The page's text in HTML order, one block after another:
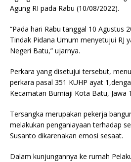
Agung RI pada Rabu (10/08/2022).
“Pada hari Rabu tanggal 10 Agustus
Tindak Pidana Umum menyetujui RJ
Negeri Batu,” ujarnya.
Perkara yang disetujui tersebut,
perkara pasal 351 KUHP ayat
Kecamatan Bumiaji Kota Batu, Jawa
Tersangka merupakan pekerja
melakukan penganiayaan terhadap
Susanto dikarenakan emosi sesaat.
Dalam kunjungannya ke rumah